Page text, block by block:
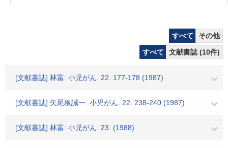
すべて
その他
すべて
文献書誌 (10件)
[文献書誌] 林富: 小児がん. 22. 177-178 (1987)
[文献書誌] 矢尾板誠一: 小児がん. 22. 238-240 (1987)
[文献書誌] 林富: 小児がん. 23. (1988)